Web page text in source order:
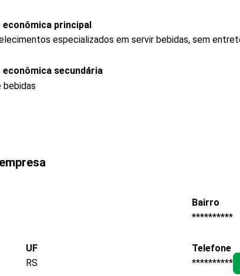
econômica principal
especializados em servir bebidas, sem
secundária
bebidas
Bairro
**********
UF
RS
Telefone
**********